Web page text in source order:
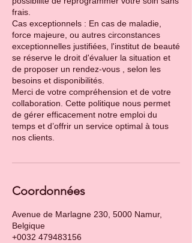
frais.
Cas exceptionnels : En cas de maladie,
force majeure, ou autres circonstances
exceptionnelles justifiées, l'institut de beauté
se réserve le droit d'évaluer la situation et
de proposer un rendez-vous , selon les
besoins et disponibilités.
Merci de votre compréhension et de votre
collaboration. Cette politique nous permet
de gérer efficacement notre emploi du
temps et d’offrir un service optimal à tous
Coordonnées
Avenue de Marlagne 230, 5000 Namur,
Belgique
+0032 479483156